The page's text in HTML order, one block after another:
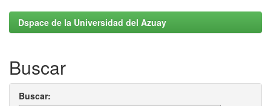
Dspace de la Universidad del Azuay
Buscar
Buscar: